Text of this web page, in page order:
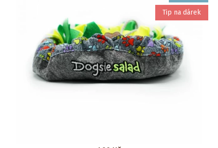
Tip na dárek